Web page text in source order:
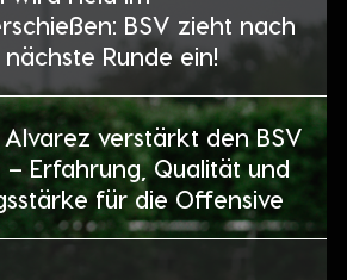
BSV zieht nach
Runde ein!
verstärkt den BSV
– Erfahrung, Qualität und
für die Offensive